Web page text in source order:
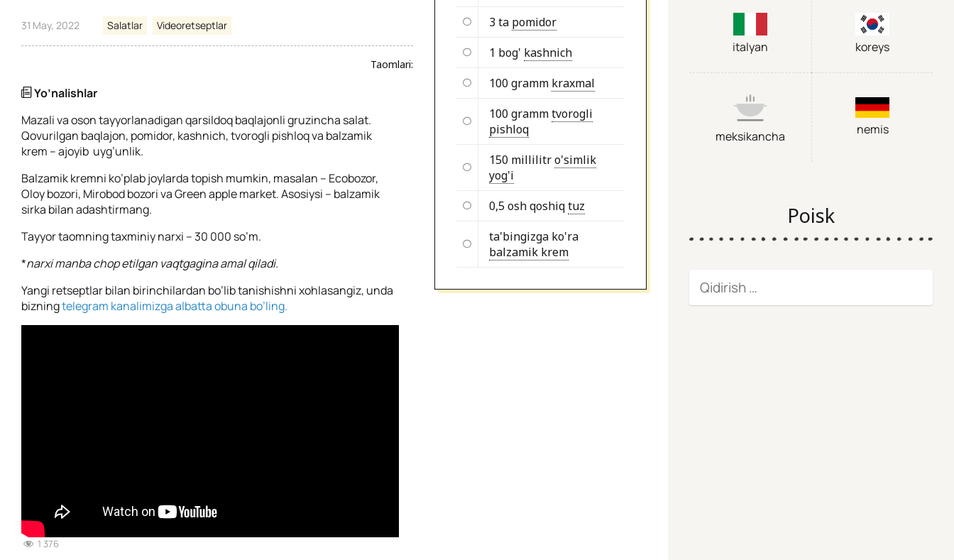
31 May, 2022 Salatlar Videoretseptlar
Taomlari:
Yo’nalishlar
Mazali va oson tayyorlanadigan qarsildoq baqlajonli gruzincha salat.
Qovurilgan baqlajon, pomidor, kashnich, tvorogli pishloq va balzamik
krem – ajoyib uyg’unlik.
Balzamik kremni ko’plab joylarda topish mumkin, masalan – Ecobozor,
Oloy bozori, Mirobod bozori va Green apple market. Asosiysi – balzamik
sirka bilan adashtirmang.
Tayyor taomning taxminiy narxi – 30 000 so’m.
*narxi manba chop etilgan vaqtgagina amal qiladi.
Yangi retseptlar bilan birinchilardan bo’lib tanishishni xohlasangiz, unda
bizningtelegram kanalimizga albatta obuna bo’ling.
1 376
3 ta pomidor
1 bog' kashnich
100 gramm kraxmal
100 grammtvorogli
pishloq
150 millilitro'simlik
yog'i
0,5 osh qoshiqtuz
ta'bingizga ko'ra
balzamik krem
italyan koreys
meksikancha nemis
Poisk